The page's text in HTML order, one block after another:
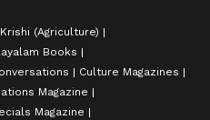
(Agriculture)
Books
Culture Magazines
Magazine
Magazine